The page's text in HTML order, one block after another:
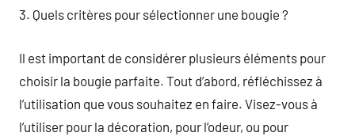
3. Quels critères pour sélectionner une bougie ?
Il est important de considérer plusieurs éléments pour
choisir la bougie parfaite. Tout d’abord, réfléchissez à
l’utilisation que vous souhaitez en faire. Visez-vous à
l’utiliser pour la décoration, pour l’odeur, ou pour